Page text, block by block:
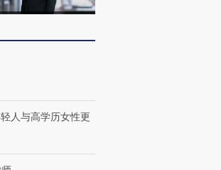
人与高学历女性更